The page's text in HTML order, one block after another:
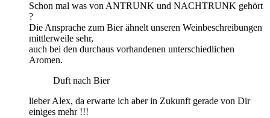
Schon mal was von ANTRUNK und NACHTRUNK gehört
?
Die Ansprache zum Bier ähnelt unseren Weinbeschreibungen
mittlerweile sehr,
auch bei den durchaus vorhandenen unterschiedlichen
Aromen.
Duft nach Bier
lieber Alex, da erwarte ich aber in Zukunft gerade von Dir
einiges mehr !!!